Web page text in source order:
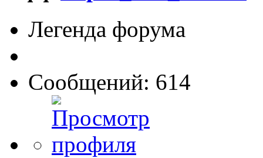
Легенда форума
Сообщений: 614